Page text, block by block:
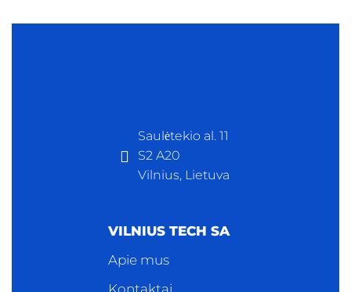
Saulėtekio al. 11
S2 A20
Vilnius, Lietuva
VILNIUS TECH SA
Apie mus